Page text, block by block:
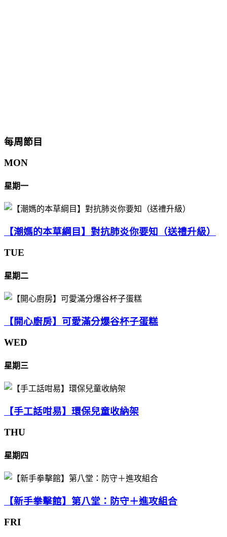
每周節目
MON
星期一
【潮媽的本草綱目】對抗肺炎你要知（送禮升級）
TUE
星期二
【開心廚房】可愛滿分爆谷杯子蛋糕
WED
星期三
【手工話咁易】環保兒童收納架
THU
星期四
【新手拳擊館】第八堂：防守＋進攻組合
FRI